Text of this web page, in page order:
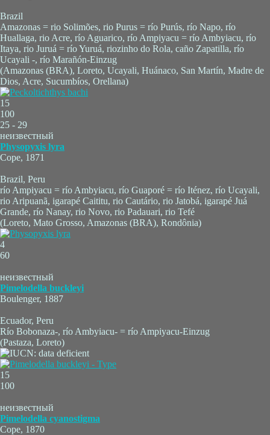
Brazil
Amazonas = rio Solimões, rio Purus = río Purús, río Napo, río
Huallaga, rio Acre, río Aguarico, río Ampiyacu = río Ambyiacu, río
Itaya, rio Juruá = río Yuruá, riozinho do Rola, caño Zapatilla, río
Ucayali -, río Marañón-Einzug
(Amazonas (BRA), Loreto, Ucayali, Huánaco, San Martín, Madre de
Dios, Acre, Sucumbíos, Orellana)
15
100
25 - 29
неизвестный
Physopyxis lyra
Cope, 1871
Brazil, Peru
río Ampiyacu = río Ambyiacu, río Guaporé = río Iténez, río Ucayali,
rio Aripuanã, igarapé Caititu, rio Cautário, rio Jatobá, igarapé Juá
Grande, río Nanay, rio Novo, rio Padauari, rio Tefé
(Loreto, Mato Grosso, Amazonas (BRA), Rondônia)
4
60
неизвестный
Pimelodella buckleyi
Boulenger, 1887
Ecuador, Peru
Río Bobonaza-, río Ambyiacu- = río Ampiyacu-Einzug
(Pastaza, Loreto)
15
100
неизвестный
Pimelodella cyanostigma
Cope, 1870